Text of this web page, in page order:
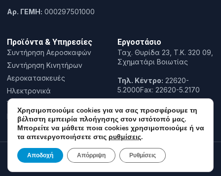
Αρ. ΓΕΜΗ: 000297501000
Εργοστάσιο
Ταχ. Θυρίδα 23, Τ.Κ. 320 09,
Σχηματάρι Βοιωτίας
Τηλ. Κέντρο: 22620-
5.2000Fax: 22620-5.2170
Προϊόντα & Υπηρεσίες
Συντήρηση Αεροσκαφών
Συντήρηση Κινητήρων
Αεροκατασκευές
Ηλεκτρονικά
Έρευνα & Καινοτομία
Εκπαίδευση
Copyright© 2022 Hellenic Aerospace Industry, All rights reserved.
Powered byCOSMOTE NewSite4U
Χρησιμοποιούμε cookies για να σας προσφέρουμε τη
βέλτιστη εμπειρία πλοήγησης στον ιστότοπό μας.
Μπορείτε να μάθετε ποια cookies χρησιμοποιούμε ή να
τα απενεργοποιήσετε στις ρυθμίσεις.
Αποδοχή Απόρριψη Ρυθμίσεις